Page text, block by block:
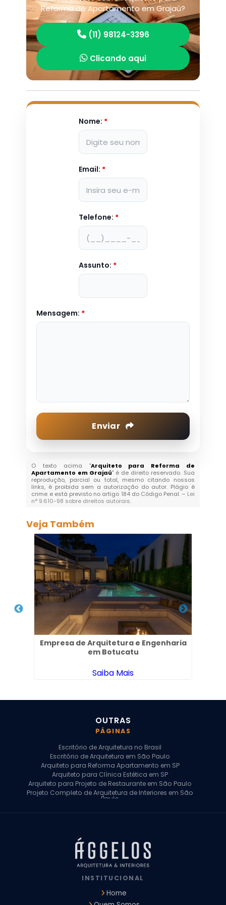
Reforma de Apartamento em Grajaú?
(11) 98124-3396
Clicando aqui
Nome: *
Email: *
Telefone: *
Assunto: *
Mensagem: *
Enviar
O texto acima "Arquiteto para Reforma de
Apartamento em Grajaú" é de direito reservado. Sua
reprodução, parcial ou total, mesmo citando nossos
links, é proibida sem a autorização do autor. Plágio é
crime e está previsto no artigo 184 do Código Penal. – Lei
n° 9.610-98 sobre direitos autorais.
Veja Também
Empresa de Arquitetura e Engenharia
em Botucatu
Saiba Mais
OUTRAS
PÁGINAS
Escritório de Arquitetura no Brasil
Escritório de Arquitetura em São Paulo
Arquiteto para Reforma Apartamento em SP
Arquiteto para Clínica Estética em SP
Arquiteto para Projeto de Restaurante em São Paulo
Projeto Completo de Arquitetura de Interiores em São
Paulo
Arquiteto para Projeto Comercial em São Paulo
Arquiteto Comercial
Arquiteto para Reforma de Apartamento
Arquiteto para Reforma Residencial
Arquitetura para Reforma de Casas
Design de Interiores Apartamentos
INSTITUCIONAL
Home